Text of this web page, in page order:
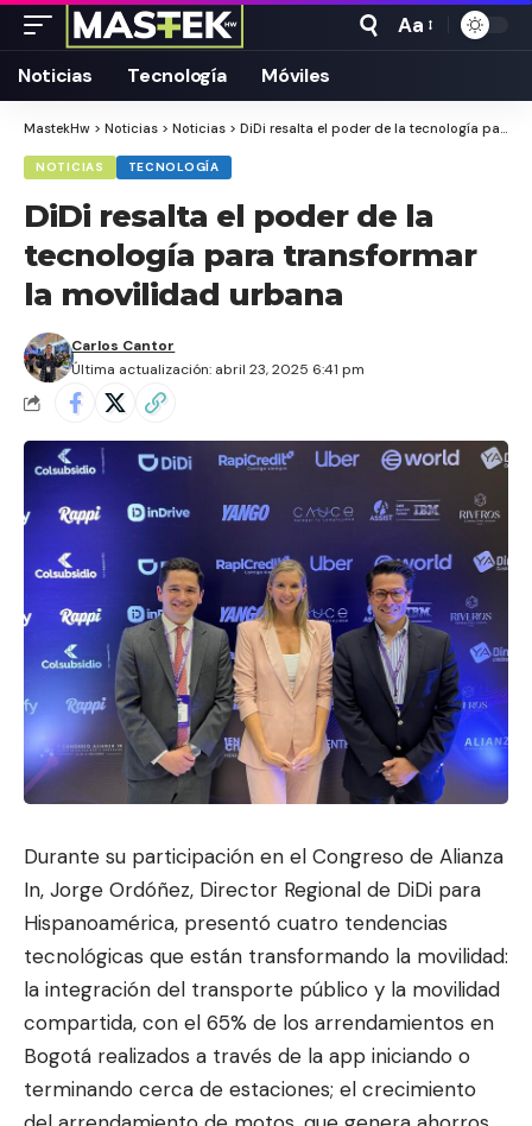
Tamaño
Aa
Noticias Tecnología Móviles
MastekHw > Noticias > Noticias > DiDi resalta el poder de la tecnología para transformar la movilidad urbana
NOTICIAS TECNOLOGÍA
DiDi resalta el poder de la
tecnología para transformar
la movilidad urbana
Última actualización: abril 23, 2025 6:41 pm
Carlos Cantor
Durante su participación en el Congreso de Alianza
In, Jorge Ordóñez, Director Regional de DiDi para
Hispanoamérica, presentó cuatro tendencias
tecnológicas que están transformando la movilidad:
la integración del transporte público y la movilidad
compartida, con el 65% de los arrendamientos en
Bogotá realizados a través de la app iniciando o
terminando cerca de estaciones; el crecimiento